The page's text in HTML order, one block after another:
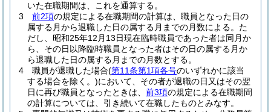
いた在職期間は、これを通算する。
3
前2項の規定による在職期間の計算は、職員となった日の
属する月から退職した日の属する月までの月数による。 た
だし、昭和25年12月13日現在臨時職員であった者は同月か
ら、その日以降臨時職員となった者はその日の属する月か
ら退職した日の属する月までの月数とする。
4
職員が退職した場合(第11条第1項各号のいずれかに該当
する場合を除く。)において、その者が退職の日又はその翌
日に再び職員となったときは、 前3項の規定による在職期間
の計算については、引き続いて在職したものとみなす。